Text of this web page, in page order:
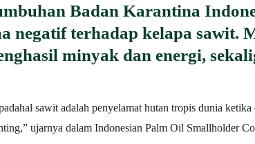
Badan Karantina
negatif terhadap kelapa sawit.
minyak dan energi,
sawit adalah penyelamat hutan tropis dunia
ujarnya dalam Indonesian Palm Oil Smallholder